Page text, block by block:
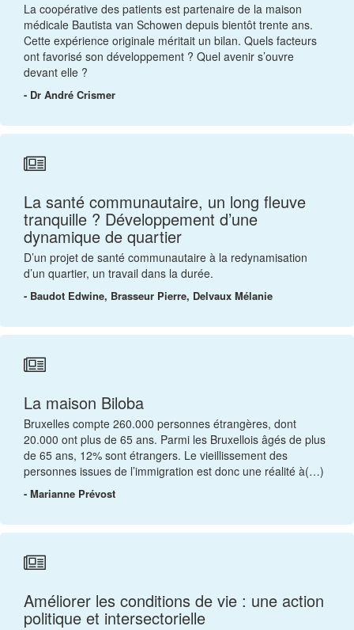
La coopérative des patients est partenaire de la maison
médicale Bautista van Schowen depuis bientôt trente ans.
Cette expérience originale méritait un bilan. Quels facteurs
ont favorisé son développement ? Quel avenir s’ouvre
devant elle ?
- Dr André Crismer
La santé communautaire, un long fleuve
tranquille ? Développement d’une
dynamique de quartier
D’un projet de santé communautaire à la redynamisation
d’un quartier, un travail dans la durée.
- Baudot Edwine, Brasseur Pierre, Delvaux Mélanie
La maison Biloba
Bruxelles compte 260.000 personnes étrangères, dont
20.000 ont plus de 65 ans. Parmi les Bruxellois âgés de plus
de 65 ans, 12% sont étrangers. Le vieillissement des
personnes issues de l’immigration est donc une réalité à(…)
- Marianne Prévost
Améliorer les conditions de vie : une action
politique et intersectorielle